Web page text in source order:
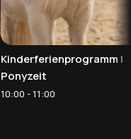
Kinderferienprogramm |
Ponyzeit
10:00 - 11:00